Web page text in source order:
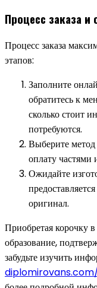
Процесс заказа и
Процесс заказа
этапов:
Заполните
обратитесь к
сколько стоит
потребуются.
Выберите
оплату частями
Ожидайте
оригинал.
Приобретая корочку
образование,
забудьте изучить
diplomirovans.com/